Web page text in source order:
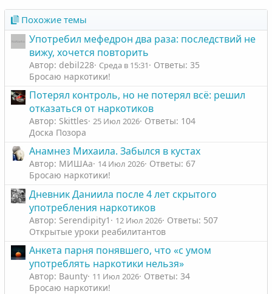
Похожие темы
Употребил мефедрон два раза: последствий не
вижу, хочется повторить
Автор: debil228 Среда в 15:31
Ответы: 35
Бросаю наркотики!
Потерял контроль, но не потерял всё: решил
отказаться от наркотиков
Автор: Skittles 25 Июл 2026 Ответы: 104
Доска Позора
Анамнез Михаила. Забылся в кустах
Автор: МИШАа 14 Июл 2026 Ответы: 67
Бросаю наркотики!
Дневник Даниила после 4 лет скрытого
употребления наркотиков
Автор: Serendipity1 12 Июл 2026 Ответы: 507
Открытые уроки реабилитантов
Анкета парня понявшего, что «с умом
употреблять наркотики нельзя»
Автор: Baunty 11 Июл 2026 Ответы: 34
Бросаю наркотики!